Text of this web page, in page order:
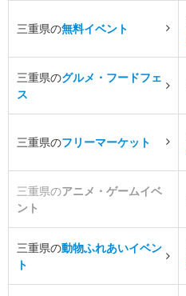
三重県の無料イベント
三重県のグルメ・フードフェ
ス
三重県のフリーマーケット
三重県のアニメ・ゲームイベ
ント
三重県の動物ふれあいイベン
ト